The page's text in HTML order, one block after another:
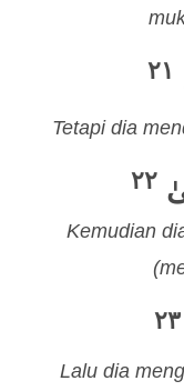
٢١
Tetapi dia
٢٢
Kemudian
٢٣
Lalu dia